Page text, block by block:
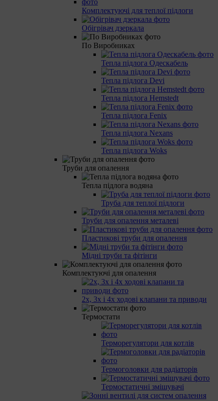
Комплектуючі для теплої підлоги
Обігрівач дзеркала
По Виробниках
Тепла підлога Одескабель
Тепла підлога Devi
Тепла підлога Hemstedt
Тепла підлога Fenix
Тепла підлога Nexans
Тепла підлога Woks
Труби для опалення
Тепла підлога водяна
Труба для теплої підлоги
Труби для опалення металеві
Пластикові труби для опалення
Мідні труби та фітінги
Комплектуючі для опалення
2х, 3х і 4х ходові клапани та приводи
Термостати
Терморегулятори для котлів
Термоголовки для радіаторів
Термостатичні змішувачі